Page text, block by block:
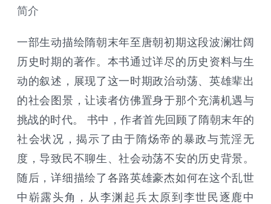
简介
一部生动描绘隋朝末年至唐朝初期这段波澜壮阔
历史时期的著作。本书通过详尽的历史资料与生
动的叙述，展现了这一时期政治动荡、英雄辈出
的社会图景，让读者仿佛置身于那个充满机遇与
挑战的时代。 书中，作者首先回顾了隋朝末年的
社会状况，揭示了由于隋炀帝的暴政与荒淫无
度，导致民不聊生、社会动荡不安的历史背景。
随后，详细描绘了各路英雄豪杰如何在这个乱世
中崭露头角，从李渊起兵太原到李世民逐鹿中